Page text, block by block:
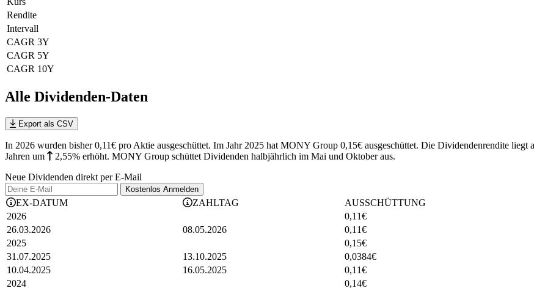
Rendite
Intervall
CAGR 3Y
CAGR 5Y
CAGR 10Y
Alle Dividenden-Daten
Export als CSV
In 2026 wurden bisher 0,11€ pro Aktie ausgeschüttet. Im Jahr 2025 hat MONY Group 0,15€ ausgeschüttet. Die Dividendenrendite liegt
Jahren um 2,55% erhöht. MONY Group schüttet Dividenden halbjährlich im Mai und Oktober aus.
Neue Dividenden direkt per E-Mail
Kostenlos Anmelden
EX-DATUM ZAHLTAG AUSSCHÜTTUNG
2026
0,11€
26.03.2026
08.05.2026 0,11€
2025
0,15€
31.07.2025
13.10.2025 0,0384€
10.04.2025
16.05.2025 0,11€
2024
0,14€